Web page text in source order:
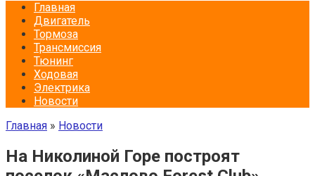
Главная
Двигатель
Тормоза
Трансмиссия
Тюнинг
Ходовая
Электрика
Новости
Главная » Новости
На Николиной Горе построят